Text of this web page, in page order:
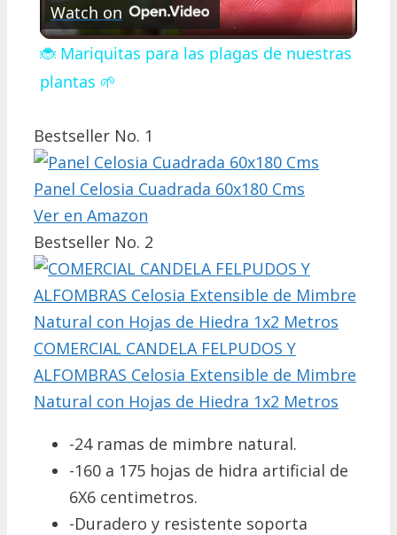
Video
Watch on
🐞 Mariquitas para las plagas de nuestras
plantas 🌱
Bestseller No. 1
Panel Celosia Cuadrada 60x180 Cms
Ver en Amazon
Bestseller No. 2
COMERCIAL CANDELA FELPUDOS Y
ALFOMBRAS Celosia Extensible de Mimbre
Natural con Hojas de Hiedra 1x2 Metros
-24 ramas de mimbre natural.
-160 a 175 hojas de hidra artificial de
6X6 centimetros.
-Duradero y resistente soporta